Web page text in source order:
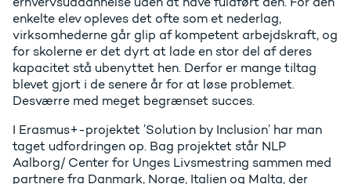
enkelte elev opleves det ofte som et nederlag,
virksomhederne går glip af kompetent arbejdskraft, og
for skolerne er det dyrt at lade en stor del af deres
kapacitet stå ubenyttet hen. Derfor er mange tiltag
blevet gjort i de senere år for at løse problemet.
Desværre med meget begrænset succes.
I Erasmus+-projektet ’Solution by Inclusion’ har man
taget udfordringen op. Bag projektet står NLP
Aalborg/ Center for Unges Livsmestring sammen med
partnere fra Danmark, Norge, Italien og Malta, der